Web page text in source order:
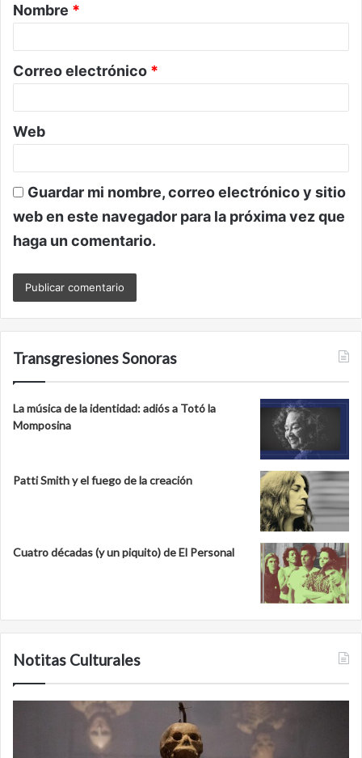
r
o
*
Nombre *
Correo electrónico *
Web
Guardar mi nombre, correo electrónico y sitio
web en este navegador para la próxima vez que
haga un comentario.
Transgresiones Sonoras
La música de la identidad: adiós a Totó la
Momposina
Patti Smith y el fuego de la creación
Cuatro décadas (y un piquito) de El Personal
Notitas Culturales